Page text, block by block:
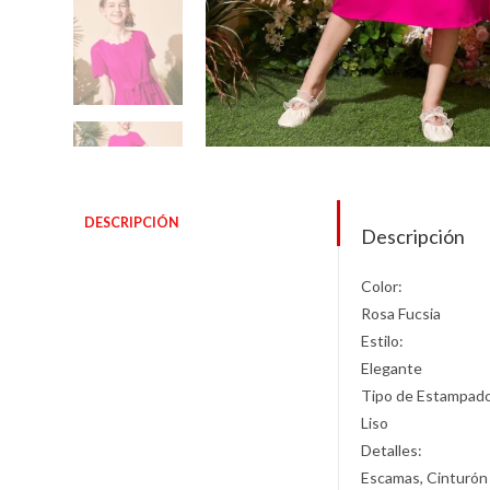
DESCRIPCIÓN
Descripción
Color:
Rosa Fucsia
Estilo:
Elegante
Tipo de
Liso
Detalles:
Escamas, Cinturón